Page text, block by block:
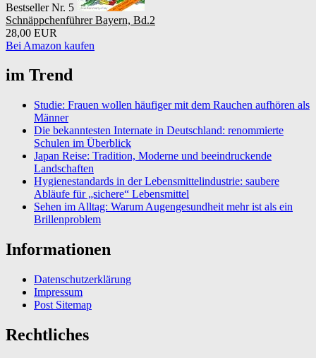
Bestseller Nr. 5
Schnäppchenführer Bayern, Bd.2
28,00 EUR
Bei Amazon kaufen
im Trend
Studie: Frauen wollen häufiger mit dem Rauchen aufhören als
Männer
Die bekanntesten Internate in Deutschland: renommierte
Schulen im Überblick
Japan Reise: Tradition, Moderne und beeindruckende
Landschaften
Hygienestandards in der Lebensmittelindustrie: saubere
Abläufe für „sichere“ Lebensmittel
Sehen im Alltag: Warum Augengesundheit mehr ist als ein
Brillenproblem
Informationen
Datenschutzerklärung
Impressum
Post Sitemap
Rechtliches